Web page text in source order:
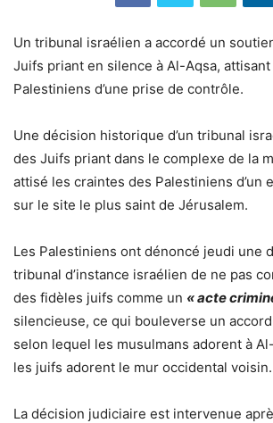
Un tribunal israélien a accordé un
Juifs priant en silence à Al-Aqsa,
Palestiniens d’une prise de contrôle.
Une décision historique d’un tribunal
des Juifs priant dans le complexe de la
attisé les craintes des Palestiniens d’un
sur le site le plus saint de Jérusalem.
Les Palestiniens ont dénoncé jeudi une
tribunal d’instance israélien de ne pas
des fidèles juifs comme un « acte
silencieuse, ce qui bouleverse un
selon lequel les musulmans adorent à
les juifs adorent le mur occidental voisin.
La décision judiciaire est intervenue